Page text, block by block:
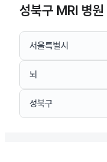
성북구 MRI 병
서울특별시
뇌
성북구